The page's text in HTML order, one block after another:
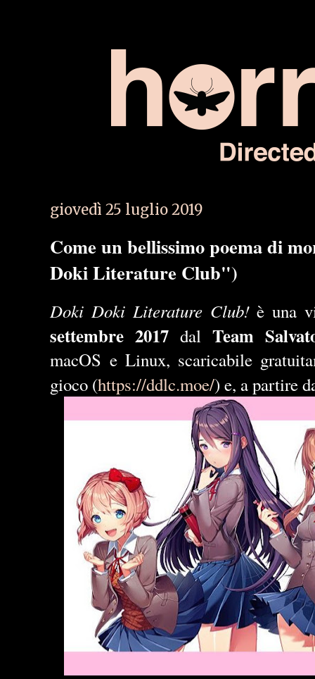
giovedì 25 luglio 2019
Come un bellissimo poema di
Doki Literature Club")
Doki Doki Literature Club!è una
settembre 2017 dalTeam
macOS e Linux, scaricabile
gioco (https://ddlc.moe/) e, a partire